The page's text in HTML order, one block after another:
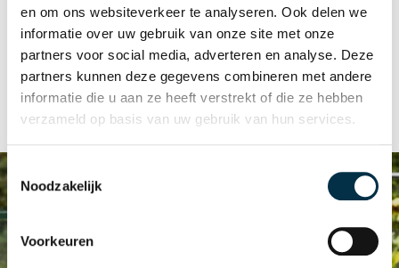
en om ons websiteverkeer te analyseren. Ook delen we
informatie over uw gebruik van onze site met onze
partners voor social media, adverteren en analyse. Deze
partners kunnen deze gegevens combineren met andere
informatie die u aan ze heeft verstrekt of die ze hebben
verzameld op basis van uw gebruik van hun services.
Toestemmingsselectie
Noodzakelijk
Voorkeuren
Zo kunnen we iedereen de aandacht
geven die ze verdienen en beter
beoordelen wat iemand nodig heeft.